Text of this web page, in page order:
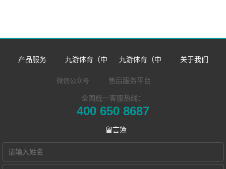
产品服务
数字语言学习系
地化部署的视频
电子教室
九游体育（中
国）官方网站-九
游 sports
MTI/BTI院校
九游体育（中
国）官方网站
企业新闻
关于我们
Hub诚征渠道合
微信公众号 售后服务平台
全国统一客服热线：
400 650 8687
留言簿